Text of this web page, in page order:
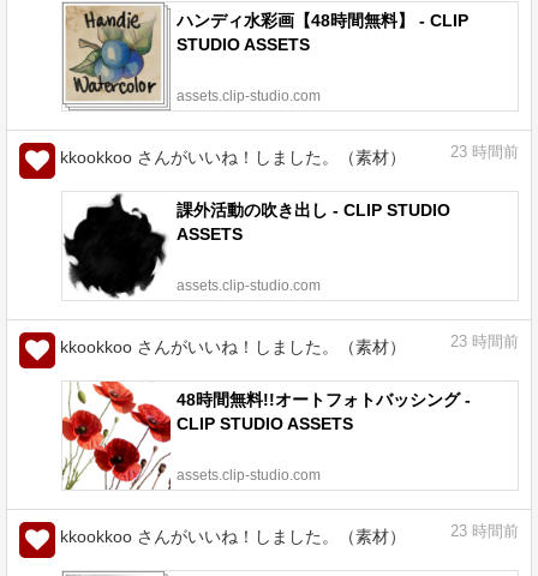
ハンディ水彩画【48時間無料】 - CLIP
STUDIO ASSETS
assets.clip-studio.com
kkookkoo さんがいいね！しました。（素材） 23 時間前
課外活動の吹き出し - CLIP STUDIO
ASSETS
assets.clip-studio.com
kkookkoo さんがいいね！しました。（素材） 23 時間前
48時間無料!!オートフォトバッシング -
CLIP STUDIO ASSETS
assets.clip-studio.com
kkookkoo さんがいいね！しました。（素材） 23 時間前